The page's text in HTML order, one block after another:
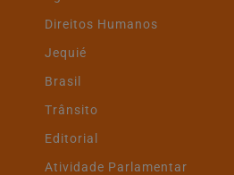
Direitos Humanos
Jequié
Brasil
Trânsito
Editorial
Atividade Parlamentar